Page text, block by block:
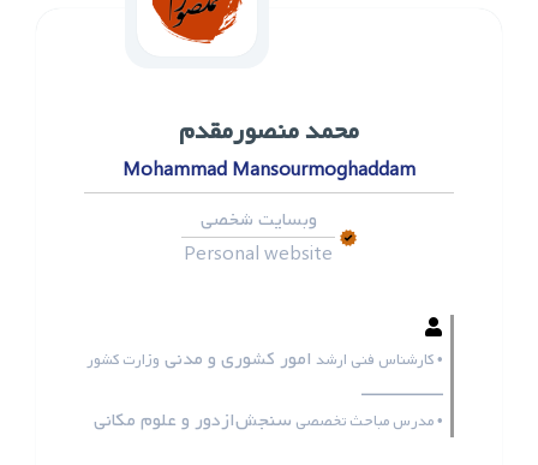
محمد ‌منصورمقدم
Mohammad Mansourmoghaddam
وبسایت شخصی
Personal website
• کارشناس فنی ارشد امور کشوری و مدنی وزارت کشور
ـــــــــــــــــ
• مدرس مباحث تخصصی سنجش‌ازدور و علوم مکانی